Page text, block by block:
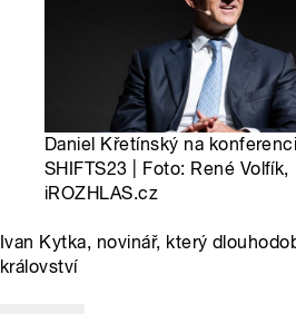
Daniel Křetínský na konferenci
SHIFTS23 | Foto: René Volfík,
iROZHLAS.cz
Ivan Kytka, novinář, který
království